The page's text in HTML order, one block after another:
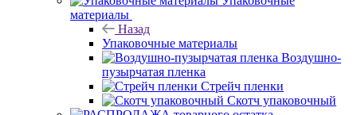
материалы
Назад
Упаковочные материалы
Воздушно-
пузырчатая пленка
Стрейч пленки
Скотч упаковочный